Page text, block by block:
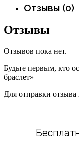
Отзывы (0)
Отзывы
Отзывов пока нет.
Будьте первым, кто
браслет»
Для отправки